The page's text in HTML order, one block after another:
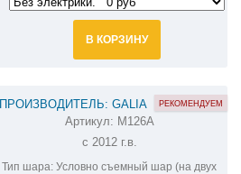
В КОРЗИНУ
ПРОИЗВОДИТЕЛЬ: GALIA
ОЦИНКОВАННЫЙ ФАРКОП НА
MITSUBISHI OUTLANDER M126A
Артикул: M126A
с 2012 г.в.
Тип шара: Условно съемный шар (на двух
РЕКОМЕНДУЕМ